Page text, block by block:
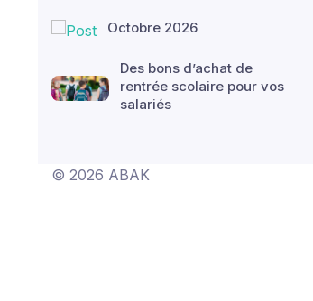
Octobre 2026
Des bons d’achat de
rentrée scolaire pour vos
salariés
© 2026 ABAK